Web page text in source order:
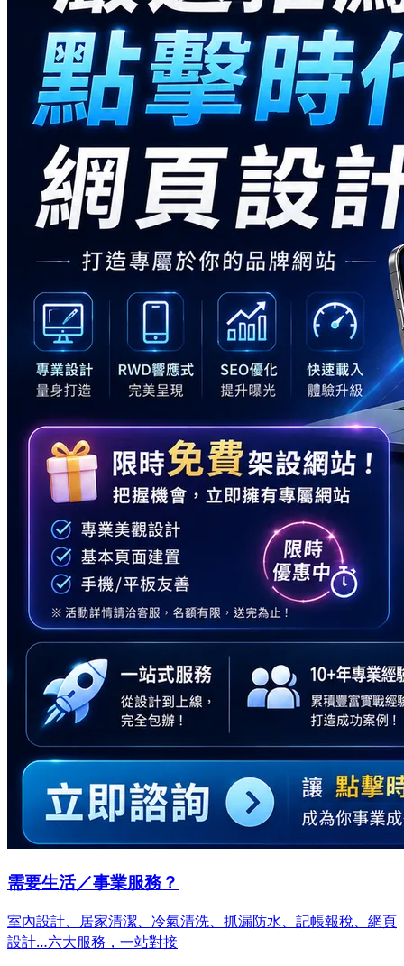
需要生活／事業服務？
室內設計、居家清潔、冷氣清洗、抓漏防水、記帳報稅、網頁
設計…六大服務，一站對接